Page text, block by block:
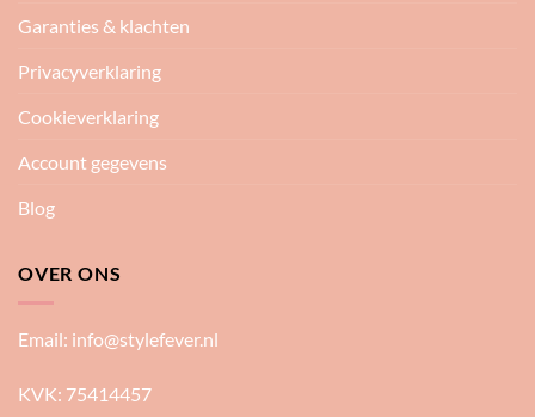
Garanties & klachten
Privacyverklaring
Cookieverklaring
Account gegevens
Blog
OVER ONS
Email: info@stylefever.nl
KVK: 75414457